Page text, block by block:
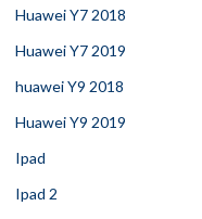
Huawei Y7 2018
Huawei Y7 2019
huawei Y9 2018
Huawei Y9 2019
Ipad
Ipad 2